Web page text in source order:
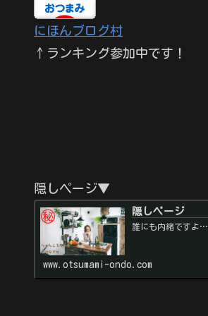
にほんブログ村
↑ランキング参加中です！
隠しページ▼
隠しページ
誰にも内緒ですよ…
www.otsumami-ondo.com